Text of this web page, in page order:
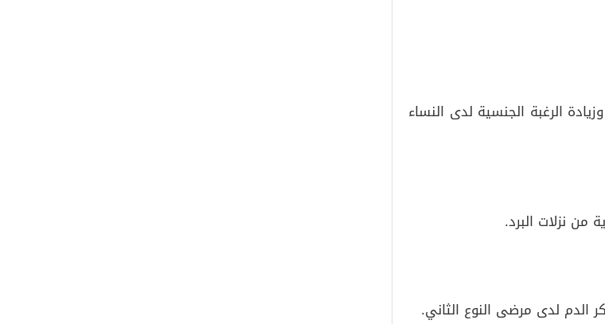
الرغبة الجنسية لدى النساء
من نزلات البرد.
لدى مرضى النوع الثاني.